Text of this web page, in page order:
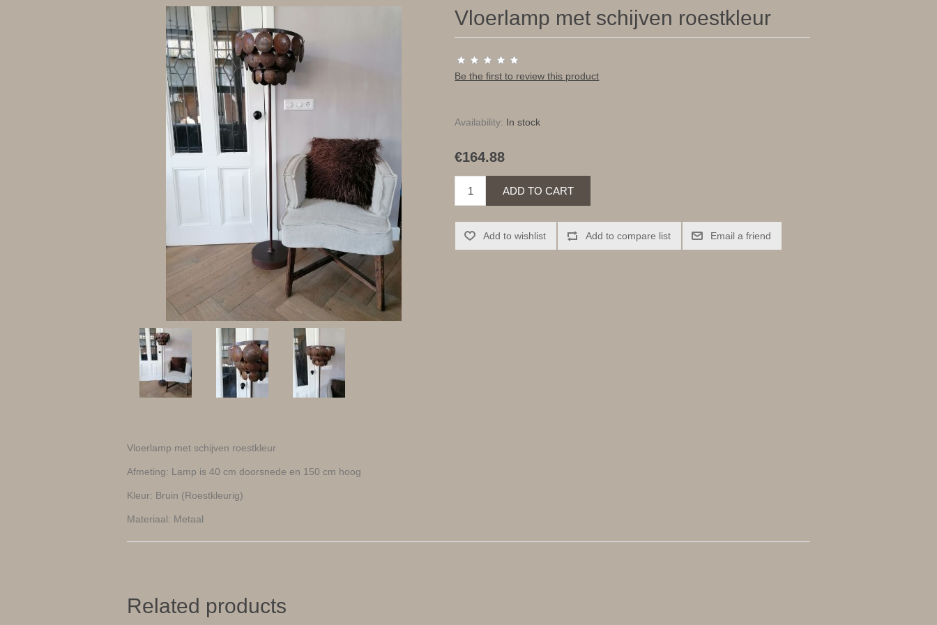
Vloerlamp met schijven roestkleur
Be the first to review this product
Availability: In stock
€164.88
ADD TO CART
Add to wishlist Add to compare list Email a friend
Vloerlamp met schijven roestkleur
Afmeting: Lamp is 40 cm doorsnede en 150 cm hoog
Kleur: Bruin (Roestkleurig)
Materiaal: Metaal
Related products